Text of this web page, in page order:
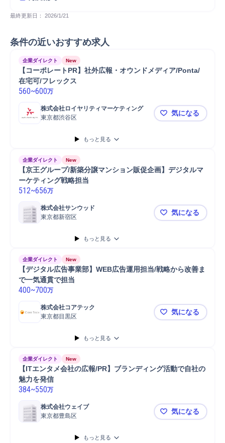
最終更新日： 2026/1/21
条件の近いおすすめ求人
企業ダイレクト New
【コーポレートPR】社外広報・オウンドメディア/Ponta/
在宅可/フレックス
560~600万
株式会社ロイヤリティマーケティング
東京都渋谷区
【コーポレ
気になる
もっと見る
企業ダイレクト New
【京王グループ/新築分譲マンション販促企画】デジタルマ
ーケティング戦略担当
512~656万
株式会社サンウッド
東京都新宿区
【京王グル
気になる
もっと見る
企業ダイレクト New
【デジタル広告事業部】WEB広告運用担当/戦略から改善ま
で一気通貫で担当
400~700万
株式会社コアテック
東京都目黒区
【デジタル
気になる
もっと見る
企業ダイレクト New
【ITエンタメ会社の広報/PR】ブランディング活動で自社の
魅力を発信
384~550万
株式会社ウェイブ
東京都豊島区
【ITエンタ
気になる
もっと見る